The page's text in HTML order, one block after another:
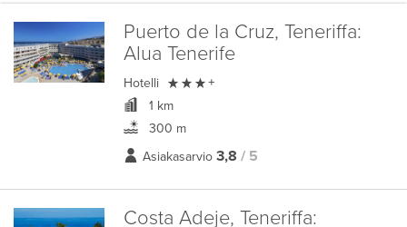
Puerto de la Cruz, Teneriffa:
Alua Tenerife
Hotelli  +
1 km
300 m
Asiakasarvio 3,8 / 5
Costa Adeje, Teneriffa: